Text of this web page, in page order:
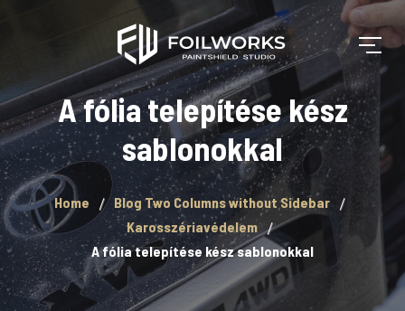
A fólia telepítése kész
sablonokkal
Home
Blog Two Columns without Sidebar
Karosszériavédelem
A fólia telepítése kész sablonokkal